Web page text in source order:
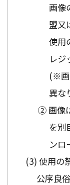
画像
盟又
使用
レジ
(※画
異な
② 画像
を別
ンロ
使用の
公序良